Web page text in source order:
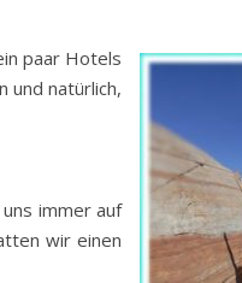
paar Hotels
und natürlich,
immer auf
wir einen